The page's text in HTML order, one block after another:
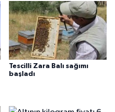
Tescilli Zara Balı sağımı
başladı